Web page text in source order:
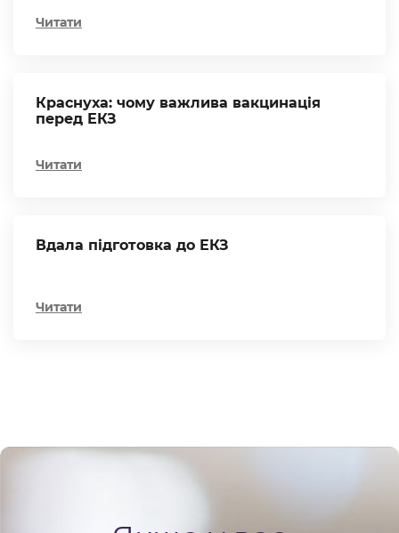
Читати
Краснуха: чому важлива вакцинація
перед ЕКЗ
Читати
Вдала підготовка до ЕКЗ
Читати